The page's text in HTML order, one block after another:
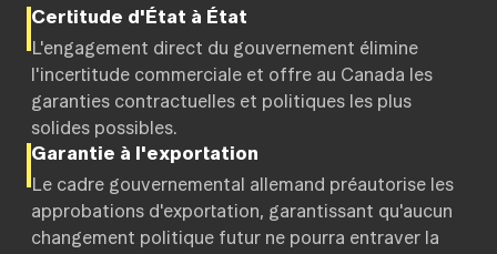
Certitude d'État à État
L'engagement direct du gouvernement élimine
l'incertitude commerciale et offre au Canada les
garanties contractuelles et politiques les plus
solides possibles.
Garantie à l'exportation
Le cadre gouvernemental allemand préautorise les
approbations d'exportation, garantissant qu'aucun
changement politique futur ne pourra entraver la